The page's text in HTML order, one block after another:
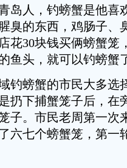
人，钓螃蟹是他喜
臭的东西，鸡肠子、
花30块钱买俩螃蟹笼
鱼头，就可以钓螃蟹
螃蟹的市民大多选
扔下捕蟹笼子后，在
子。市民老周第一次
六七个螃蟹笼，第一